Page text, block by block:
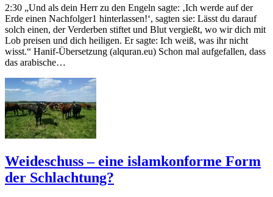
2:30 „Und als dein Herr zu den Engeln sagte: ‚Ich werde auf der
Erde einen Nachfolger1 hinterlassen!‘, sagten sie: Lässt du darauf
solch einen, der Verderben stiftet und Blut vergießt, wo wir dich mit
Lob preisen und dich heiligen. Er sagte: Ich weiß, was ihr nicht
wisst.“ Hanif-Übersetzung (alquran.eu) Schon mal aufgefallen, dass
das arabische…
Weideschuss – eine islamkonforme Form
der Schlachtung?